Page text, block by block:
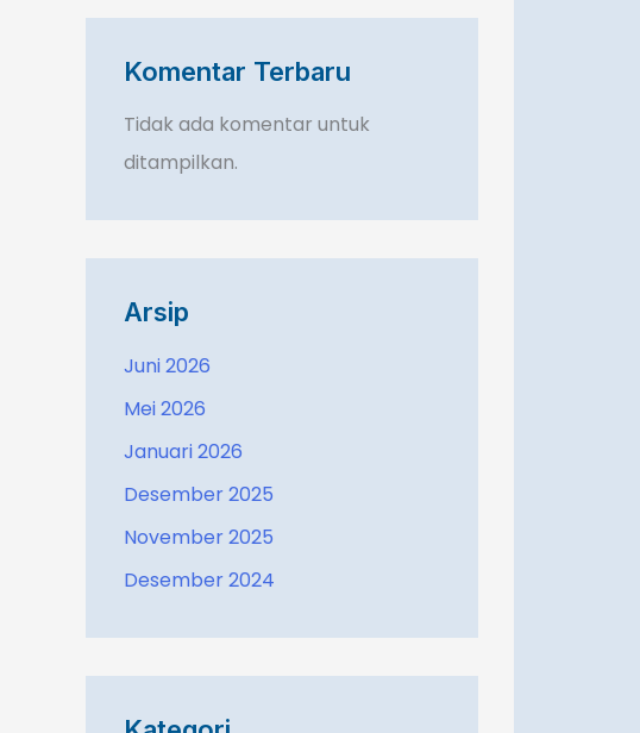
Komentar Terbaru
Tidak ada komentar untuk
ditampilkan.
Arsip
Juni 2026
Mei 2026
Januari 2026
Desember 2025
November 2025
Desember 2024